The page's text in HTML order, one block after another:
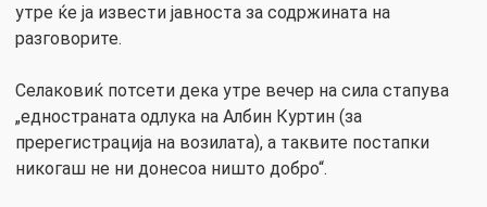
утре ќе ја извести јавноста за содржината на
разговорите.
Селаковиќ потсети дека утре вечер на сила стапува
„едностраната одлука на Албин Куртин (за
пререгистрација на возилата), а таквите постапки
никогаш не ни донесоа ништо добро“.